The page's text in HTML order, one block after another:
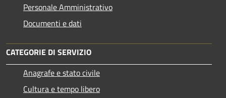
Personale Amministrativo
Documenti e dati
CATEGORIE DI SERVIZIO
Anagrafe e stato civile
Cultura e tempo libero